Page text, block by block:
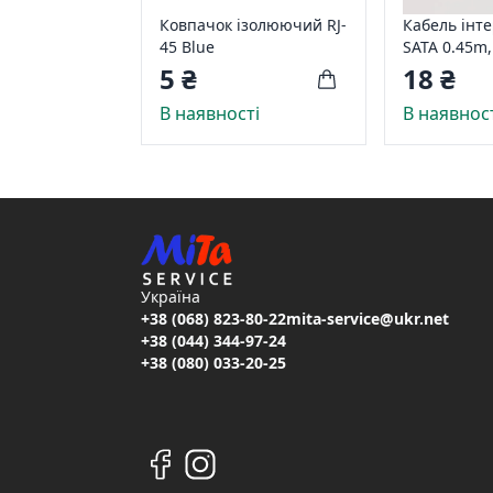
Ковпачок ізолюючий RJ-
45 Blue
5 ₴
В наявності
Кабель
SATA
защіпкою,
18 ₴
В
Україна
+38 (068) 823-80-22
+38 (044) 344-97-24
+38 (080) 033-20-25
mita-service@ukr.net